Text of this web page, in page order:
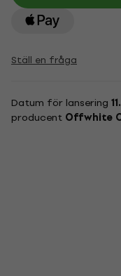
Ställ en fråga
Datum för lansering
producent Offwhite